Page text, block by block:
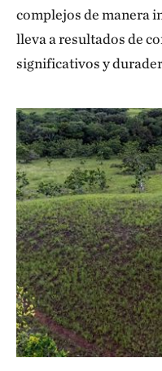
complejos de manera
lleva a resultados de
significativos y